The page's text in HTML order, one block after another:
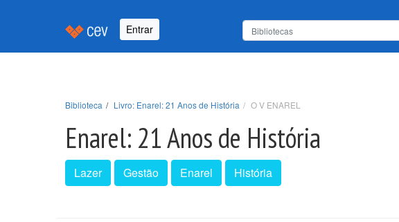
Entrar
Biblioteca Livro: Enarel: 21 Anos de História O V ENAREL
Enarel: 21 Anos de História
Lazer Gestão Enarel História